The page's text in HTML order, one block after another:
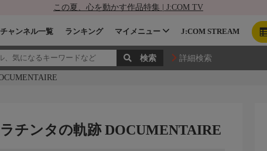
この夏、心を動かす作品特集 | J:COM TV
チャンネル一覧 ランキング マイメニュー J:COM STREAM
詳細検索
チンタの軌跡 DOCUMENTAIRE